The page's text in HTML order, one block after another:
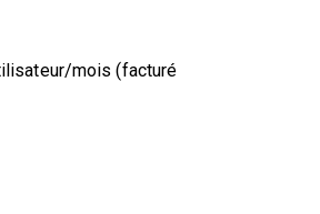
mois (facturé